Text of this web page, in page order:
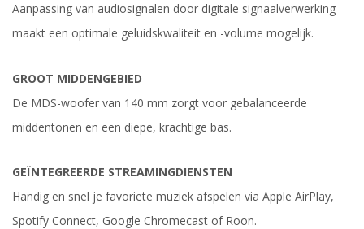
Aanpassing van audiosignalen door digitale signaalverwerking
maakt een optimale geluidskwaliteit en -volume mogelijk.
GROOT MIDDENGEBIED
De MDS-woofer van 140 mm zorgt voor gebalanceerde
middentonen en een diepe, krachtige bas.
GEÏNTEGREERDE STREAMINGDIENSTEN
Handig en snel je favoriete muziek afspelen via Apple AirPlay,
Spotify Connect, Google Chromecast of Roon.